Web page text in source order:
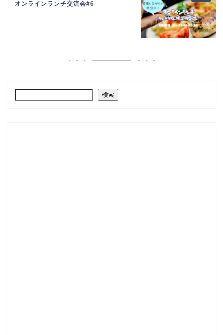
オンラインランチ交流会#6
検索